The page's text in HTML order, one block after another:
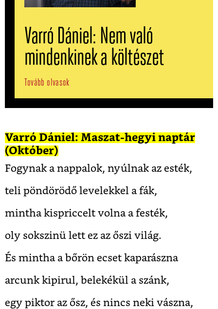
Varró Dániel: Nem való
mindenkinek a költészet
Tovább olvasok
Varró Dániel: Maszat-hegyi naptár
(Október)
Fogynak a nappalok, nyúlnak az esték,
teli pöndörödő levelekkel a fák,
mintha kispriccelt volna a festék,
oly sokszinü lett ez az őszi világ.
És mintha a bőrön ecset kaparászna
arcunk kipirul, belekékül a szánk,
egy piktor az ősz, és nincs neki vászna,